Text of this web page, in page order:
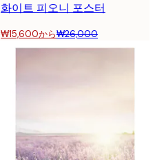
화이트 피오니 포스터
₩15,600から₩26,000